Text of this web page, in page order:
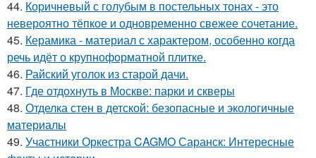
44. Коричневый с голубым в постельных тонах - это
невероятно тёпкое и одновременно свежее сочетание.
45. Керамика - материал с характером, особенно когда
речь идёт о крупноформатной плитке.
46. Райский уголок из старой дачи.
47. Где отдохнуть в Москве: парки и скверы
48. Отделка стен в детской: безопасные и экологичные
материалы
49. Участники Оркестра CAGMO Саранск: Интересные